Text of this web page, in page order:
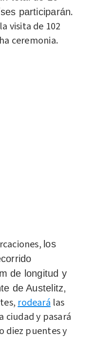
participarán.
visita de 102
ceremonia.
los
de longitud y
de Austelitz,
rodeará las
ciudad y pasará
diez puentes y